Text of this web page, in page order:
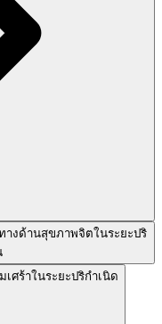
างด้านสุขภาพจิตในระยะปริ
ศร้าในระยะปริกำเนิด